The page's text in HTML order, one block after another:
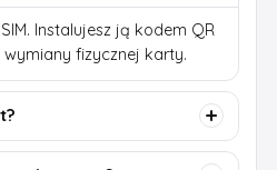
Instalujesz ją kodem QR
fizycznej karty.